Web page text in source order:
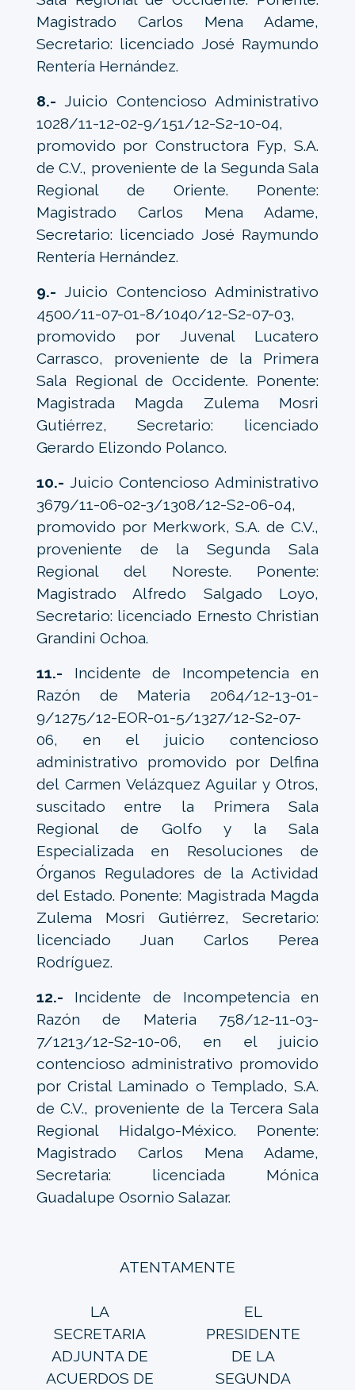
Magistrado Carlos Mena Adame,
Secretario: licenciado José Raymundo
Rentería Hernández.
8.- Juicio Contencioso Administrativo
1028/11-12-02-9/151/12-S2-10-04,
promovido por Constructora Fyp, S.A.
de C.V., proveniente de la Segunda Sala
Regional de Oriente. Ponente:
Magistrado Carlos Mena Adame,
Secretario: licenciado José Raymundo
Rentería Hernández.
9.- Juicio Contencioso Administrativo
4500/11-07-01-8/1040/12-S2-07-03,
promovido por Juvenal Lucatero
Carrasco, proveniente de la Primera
Sala Regional de Occidente. Ponente:
Magistrada Magda Zulema Mosri
Gutiérrez, Secretario: licenciado
Gerardo Elizondo Polanco.
10.- Juicio Contencioso Administrativo
3679/11-06-02-3/1308/12-S2-06-04,
promovido por Merkwork, S.A. de C.V.,
proveniente de la Segunda Sala
Regional del Noreste. Ponente:
Magistrado Alfredo Salgado Loyo,
Secretario: licenciado Ernesto Christian
Grandini Ochoa.
11.- Incidente de Incompetencia en
Razón de Materia 2064/12-13-01-
9/1275/12-EOR-01-5/1327/12-S2-07-
06, en el juicio contencioso
administrativo promovido por Delfina
del Carmen Velázquez Aguilar y Otros,
suscitado entre la Primera Sala
Regional de Golfo y la Sala
Especializada en Resoluciones de
Órganos Reguladores de la Actividad
del Estado. Ponente: Magistrada Magda
Zulema Mosri Gutiérrez, Secretario:
licenciado Juan Carlos Perea
Rodríguez.
12.- Incidente de Incompetencia en
Razón de Materia 758/12-11-03-
7/1213/12-S2-10-06, en el juicio
contencioso administrativo promovido
por Cristal Laminado o Templado, S.A.
de C.V., proveniente de la Tercera Sala
Regional Hidalgo-México. Ponente:
Magistrado Carlos Mena Adame,
Secretaria: licenciada Mónica
Guadalupe Osornio Salazar.
ATENTAMENTE
LA
SECRETARIA
ADJUNTA DE
ACUERDOS DE
EL
PRESIDENTE
DE LA
SEGUNDA